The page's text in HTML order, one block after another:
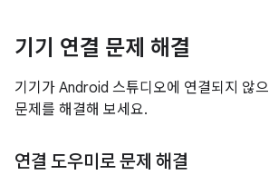
기기 연결 문제 해결
기기가 Android 스튜디오에 연결되지 않
문제를 해결해 보세요.
연결 도우미로 문제 해결